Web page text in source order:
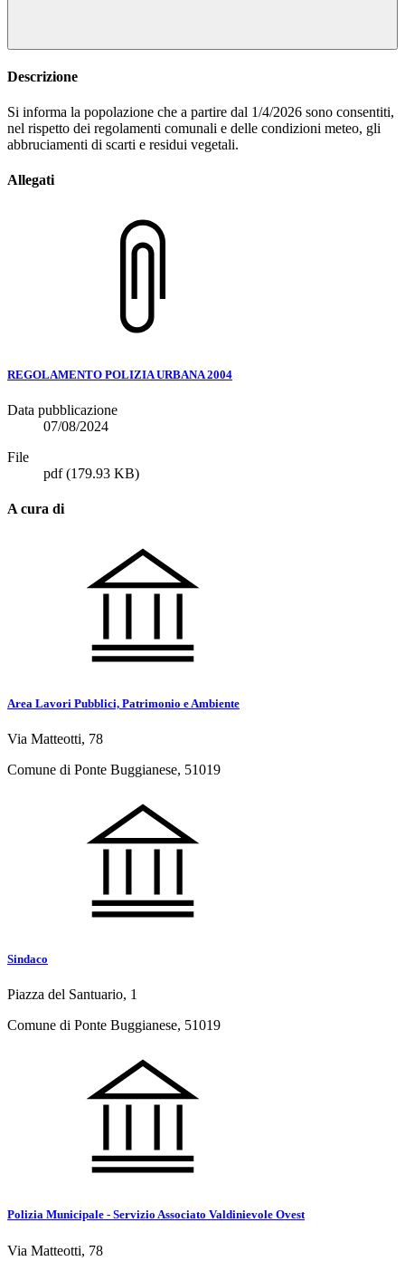
Descrizione
Si informa la popolazione che a partire dal 1/4/2026 sono consentiti,
nel rispetto dei regolamenti comunali e delle condizioni meteo, gli
abbruciamenti di scarti e residui vegetali.
Allegati
REGOLAMENTO POLIZIA URBANA 2004
Data pubblicazione
07/08/2024
File
pdf(179.93 KB)
A cura di
Area Lavori Pubblici, Patrimonio e Ambiente
Via Matteotti, 78
Comune di Ponte Buggianese, 51019
Sindaco
Piazza del Santuario, 1
Comune di Ponte Buggianese, 51019
Polizia Municipale - Servizio Associato Valdinievole Ovest
Via Matteotti, 78